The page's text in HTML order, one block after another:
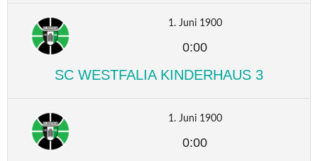
1. Juni 1900
0:00
SC WESTFALIA KINDERHAUS 3
1. Juni 1900
0:00